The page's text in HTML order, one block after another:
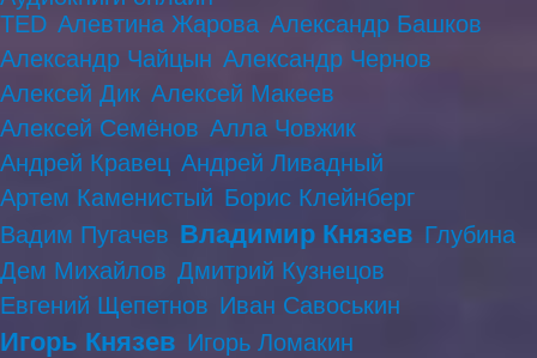
TED Алевтина Жарова Александр Башков
Александр Чайцын Александр Чернов
Алексей Дик Алексей Макеев
Алексей Семёнов Алла Човжик
Андрей Кравец Андрей Ливадный
Артем Каменистый Борис Клейнберг
Вадим Пугачев Владимир Князев Глубина
Дем Михайлов Дмитрий Кузнецов
Евгений Щепетнов Иван Савоськин
Игорь Князев Игорь Ломакин